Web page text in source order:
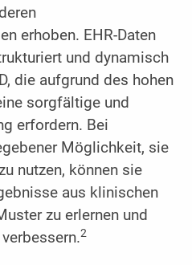
erhoben. EHR-Daten
und dynamisch
die aufgrund des hohen
sorgfältige und
erfordern. Bei
Möglichkeit, sie
nutzen, können sie
aus klinischen
zu erlernen und
2